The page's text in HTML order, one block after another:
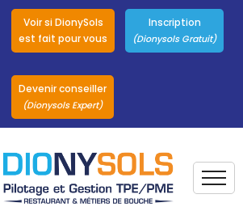
Voir si DionySols
est fait pour vous
Inscription
(Dionysols Gratuit)
Devenir conseiller
(Dionysols Expert)